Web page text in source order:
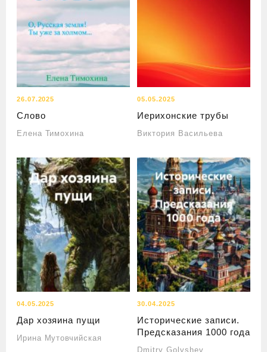
26.07.2025
Слово
Елена Тимохина
05.05.2025
Иерихонские трубы
Виктория Васильева
04.05.2025
Дар хозяина пущи
Ирина Мутовчийская
30.04.2025
Исторические записи.
Предсказания 1000 года
Dmitry Golyshev